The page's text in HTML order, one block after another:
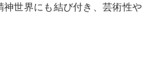
世界にも結び付き、芸術性や